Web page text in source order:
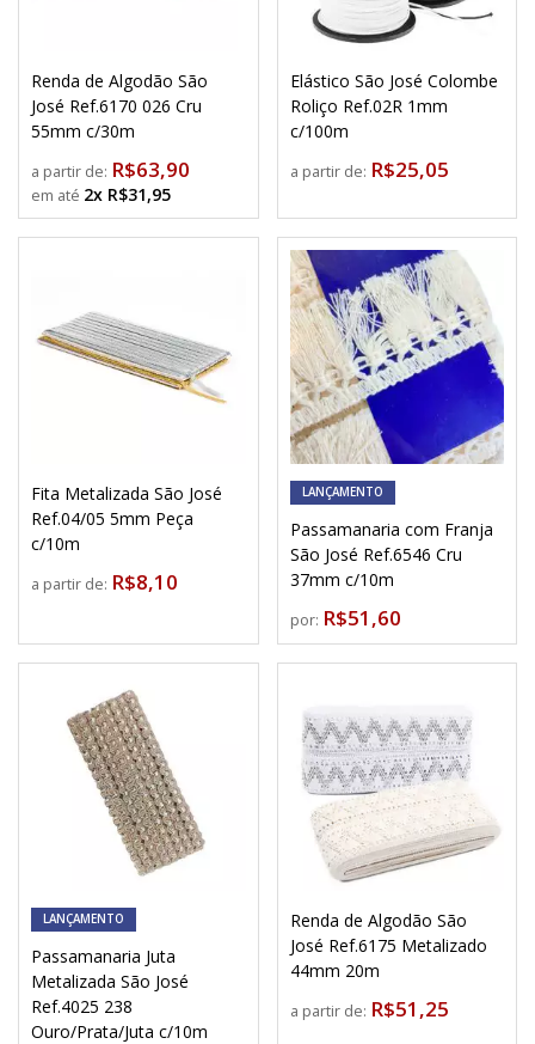
Renda de Algodão São
José Ref.6170 026 Cru
55mm c/30m
a partir de: R$63,90
2x R$31,95
Elástico São José Colombe
Roliço Ref.02R 1mm
c/100m
a partir de: R$25,05
Fita Metalizada São José
Ref.04/05 5mm Peça
c/10m
a partir de: R$8,10
LANÇAMENTO
Passamanaria com Franja
São José Ref.6546 Cru
37mm c/10m
por: R$51,60
LANÇAMENTO
Passamanaria Juta
Metalizada São José
Ref.4025 238
Ouro/Prata/Juta c/10m
Renda de Algodão São
José Ref.6175 Metalizado
44mm 20m
a partir de: R$51,25